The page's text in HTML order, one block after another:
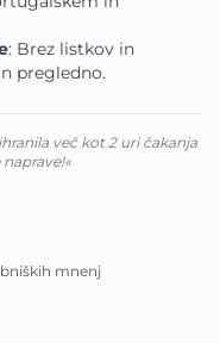
: Brez listkov in
pregledno.
več kot 2 uri čakanja
mnenj